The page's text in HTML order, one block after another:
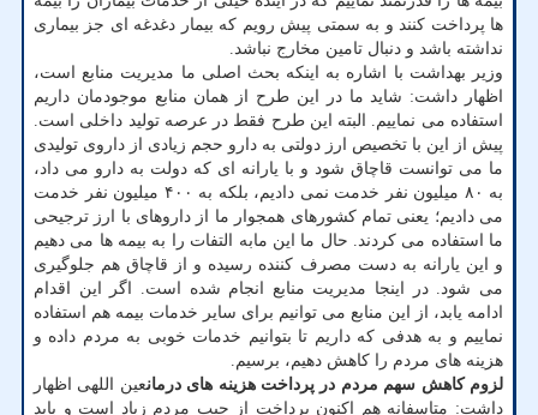
ها پرداخت کنند و به سمتی پیش رویم که بیمار دغدغه ای جز بیماری
نداشته باشد و دنبال تامین مخارج نباشد.
وزیر بهداشت با اشاره به اینکه بحث اصلی ما مدیریت منابع است،
اظهار داشت: شاید ما در این طرح از همان منابع موجودمان داریم
استفاده می نماییم. البته این طرح فقط در عرصه تولید داخلی است.
پیش از این با تخصیص ارز دولتی به دارو حجم زیادی از داروی تولیدی
ما می توانست قاچاق شود و با یارانه ای که دولت به دارو می داد،
به ۸۰ میلیون نفر خدمت نمی دادیم، بلکه به ۴۰۰ میلیون نفر خدمت
می دادیم؛ یعنی تمام کشورهای همجوار ما از داروهای با ارز ترجیحی
ما استفاده می کردند. حال ما این مابه التفات را به بیمه ها می دهیم
و این یارانه به دست مصرف کننده رسیده و از قاچاق هم جلوگیری
می شود. در اینجا مدیریت منابع انجام شده است. اگر این اقدام
ادامه یابد، از این منابع می توانیم برای سایر خدمات بیمه هم استفاده
نماییم و به هدفی که داریم تا بتوانیم خدمات خوبی به مردم داده و
هزینه های مردم را کاهش دهیم، برسیم.
لزوم کاهش سهم مردم در پرداخت هزینه های درمانعین اللهی اظهار
داشت: متاسفانه هم اکنون پرداخت از جیب مردم زیاد است و باید